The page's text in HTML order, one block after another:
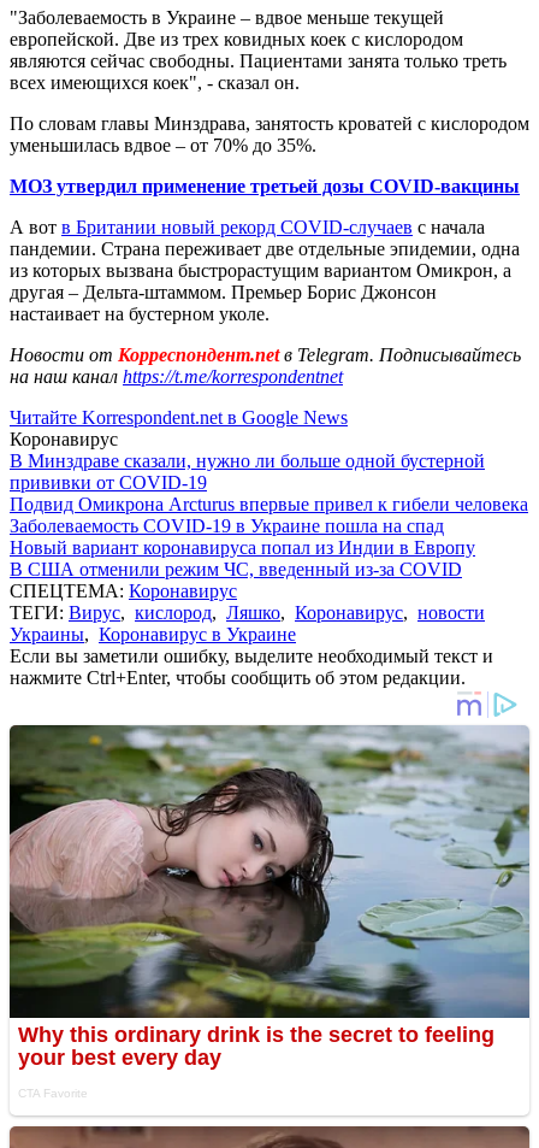
"Заболеваемость в Украине – вдвое меньше текущей
европейской. Две из трех ковидных коек с кислородом
являются сейчас свободны. Пациентами занята только треть
всех имеющихся коек", - сказал он.
По словам главы Минздрава, занятость кроватей с кислородом
уменьшилась вдвое – от 70% до 35%.
МОЗ утвердил применение третьей дозы COVID-вакцины
А вот в Британии новый рекорд COVID-случаев с начала
пандемии. Страна переживает две отдельные эпидемии, одна
из которых вызвана быстрорастущим вариантом Омикрон, а
другая – Дельта-штаммом. Премьер Борис Джонсон
настаивает на бустерном уколе.
Новости от Корреспондент.netв Telegram. Подписывайтесь
на наш канал https://t.me/korrespondentnet
Читайте Korrespondent.net в Google News
Коронавирус
В Минздраве сказали, нужно ли больше одной бустерной
прививки от COVID-19
Подвид Омикрона Arcturus впервые привел к гибели человека
Заболеваемость COVID-19 в Украине пошла на спад
Новый вариант коронавируса попал из Индии в Европу
В США отменили режим ЧС, введенный из-за COVID
СПЕЦТЕМА: Коронавирус
ТЕГИ: Вирус, кислород, Ляшко, Коронавирус, новости
Украины, Коронавирус в Украине
Если вы заметили ошибку, выделите необходимый текст и
нажмите Ctrl+Enter, чтобы сообщить об этом редакции.